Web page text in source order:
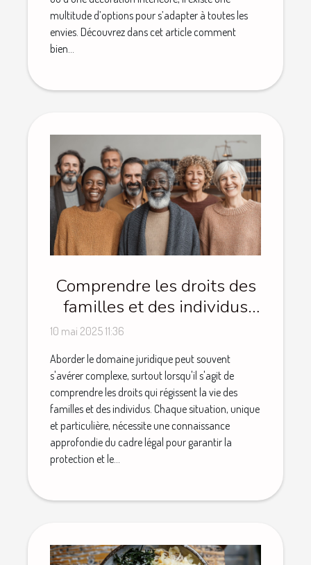
multitude d’options pour s’adapter à toutes les
envies. Découvrez dans cet article comment
bien...
Comprendre les droits des
familles et des individus
dans le domaine juridique
10 mai 2025 11:36
Aborder le domaine juridique peut souvent
s'avérer complexe, surtout lorsqu'il s'agit de
comprendre les droits qui régissent la vie des
familles et des individus. Chaque situation, unique
et particulière, nécessite une connaissance
approfondie du cadre légal pour garantir la
protection et le...